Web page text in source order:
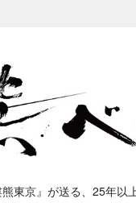
東京』が送る、25年以